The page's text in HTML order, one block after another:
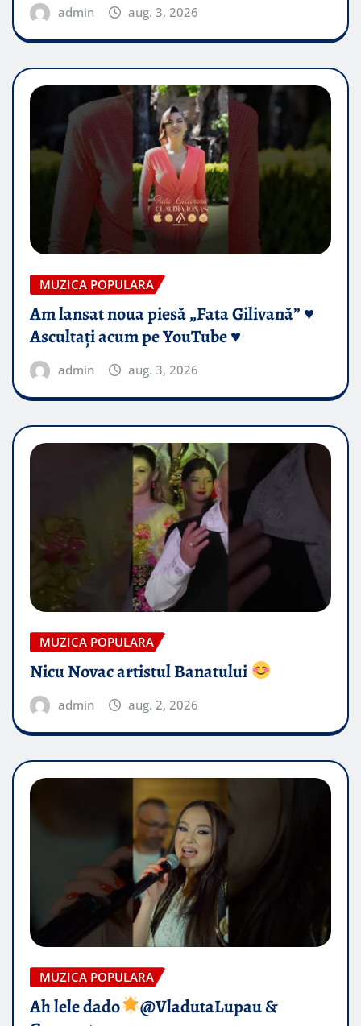
admin aug. 3, 2026
MUZICA POPULARA
Am lansat noua piesă „Fata Gilivană” ♥️
Ascultați acum pe YouTube ♥️
admin aug. 3, 2026
MUZICA POPULARA
Nicu Novac artistul Banatului
admin aug. 2, 2026
MUZICA POPULARA
Ah lele dado​
@VladutaLupau &